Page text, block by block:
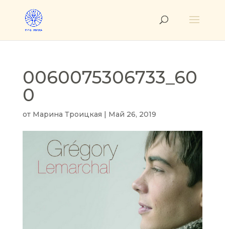
0060075306733_60
0
от Марина Троицкая | Май 26, 2019